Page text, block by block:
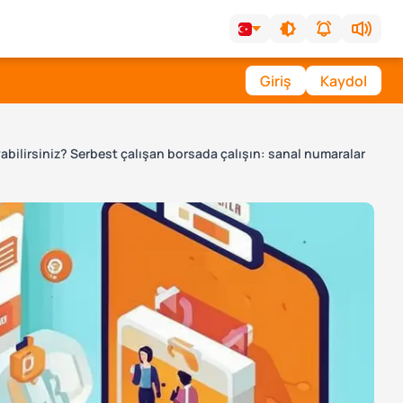
Giriş Kaydol
Serbest çalışan borsada çalışın: sanal numaralar